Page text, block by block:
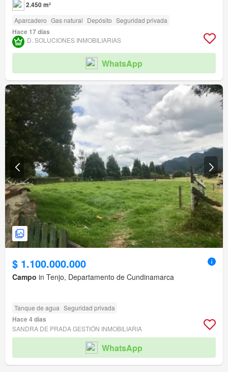
2.450 m²
Aparcadero Gas natural Depósito Seguridad privada
Hace 17 días
D. SOLUCIONES INMOBILIARIAS
WhatsApp
$ 1.100.000.000
Campo in Tenjo, Departamento de Cundinamarca
Tanque de agua Seguridad privada
Hace 4 días
SANDRA DE PRADA GESTIÓN INMOBILIARIA
WhatsApp